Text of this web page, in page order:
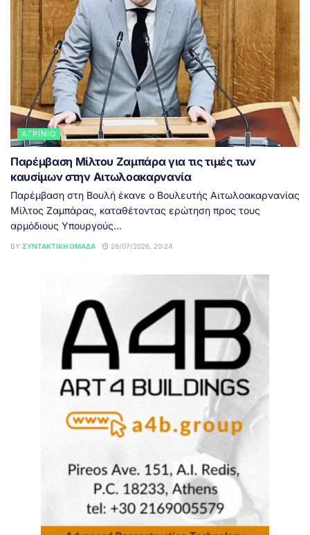
ΑΓΡΊΝΙΟ
Παρέμβαση Μίλτου Ζαμπάρα για τις τιμές των
καυσίμων στην Αιτωλοακαρνανία
Παρέμβαση στη Βουλή έκανε ο Βουλευτής Αιτωλοακαρνανίας
Μίλτος Ζαμπάρας, καταθέτοντας ερώτηση προς τους
αρμόδιους Υπουργούς...
BY ΣΥΝΤΑΚΤΙΚΉ ΟΜΆΔΑ 28/07/2026, 20:24